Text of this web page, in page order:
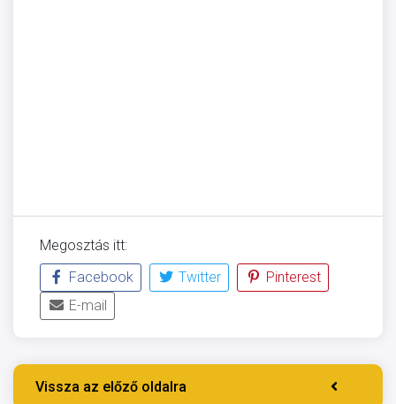
Megosztás itt:
Facebook
Twitter
Pinterest
E-mail
Vissza az előző oldalra